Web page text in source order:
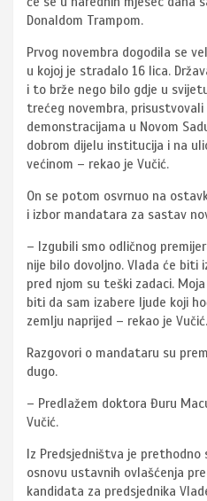
Donaldom Trampom.
Prvog novembra dogodila se
u kojoj je stradalo 16 lica.
i to brže nego bilo gdje u
trećeg novembra, prisustvovali
demonstracijama u Novom
dobrom dijelu institucija i na
većinom – rekao je Vučić.
On se potom osvrnuo na
i izbor mandatara za sastav
– Izgubili smo odličnog
nije bilo dovoljno. Vlada će biti
pred njom su teški zadaci.
biti da sam izabere ljude koji
zemlju naprijed – rekao je Vučić.
Razgovori o mandataru su
dugo.
– Predlažem doktora Đuru
Vučić.
Iz Predsjedništva je
osnovu ustavnih ovlašćenja
kandidata za predsjednika